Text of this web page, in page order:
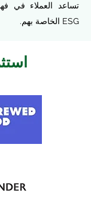
تساعد العملاء في
ESG الخاصة بهم.